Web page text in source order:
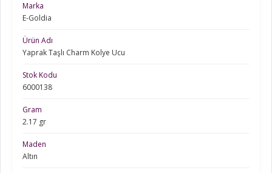
Marka
E-Goldia
Ürün Adı
Yaprak Taşlı Charm Kolye Ucu
Stok Kodu
6000138
Gram
2.17 gr
Maden
Altın